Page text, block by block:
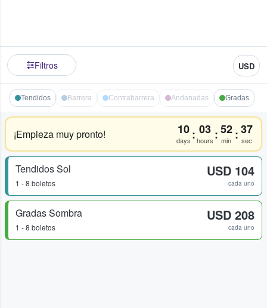
Filtros USD
Tendidos Barrera Contrabarrera Andanadas Gradas
¡Empieza muy pronto! 10
days : 03
hours :52
min :37
sec
Tendidos Sol
1 - 8 boletos
USD 104
cada uno
Gradas Sombra
1 - 8 boletos
USD 208
cada uno